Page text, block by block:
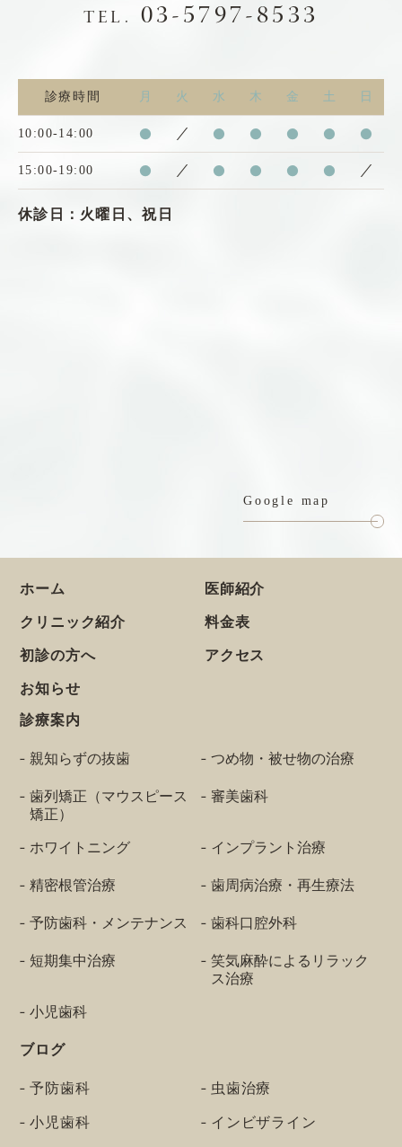
TEL. 03-5797-8533
診療時間 月 火 水 木 金 土 日
10:00-14:00 ● ／ ● ● ● ● ●
15:00-19:00 ● ／ ● ● ● ● ／
休診日：火曜日、祝日
Google map
ホーム 医師紹介
クリニック紹介 料金表
初診の方へ アクセス
お知らせ
診療案内
親知らずの抜歯 つめ物・被せ物の治療
歯列矯正（マウスピース
矯正）
審美歯科
ホワイトニング インプラント治療
精密根管治療 歯周病治療・再生療法
予防歯科・メンテナンス 歯科口腔外科
短期集中治療
笑気麻酔によるリラック
ス治療
小児歯科
ブログ
予防歯科 虫歯治療
小児歯科 インビザライン